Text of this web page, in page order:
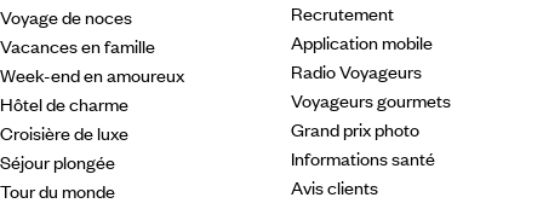
Voyage de noces
Vacances en famille
Week-end en amoureux
Hôtel de charme
Croisière de luxe
Séjour plongée
Tour du monde
Recrutement
Application mobile
Radio Voyageurs
Voyageurs gourmets
Grand prix photo
Informations santé
Avis clients